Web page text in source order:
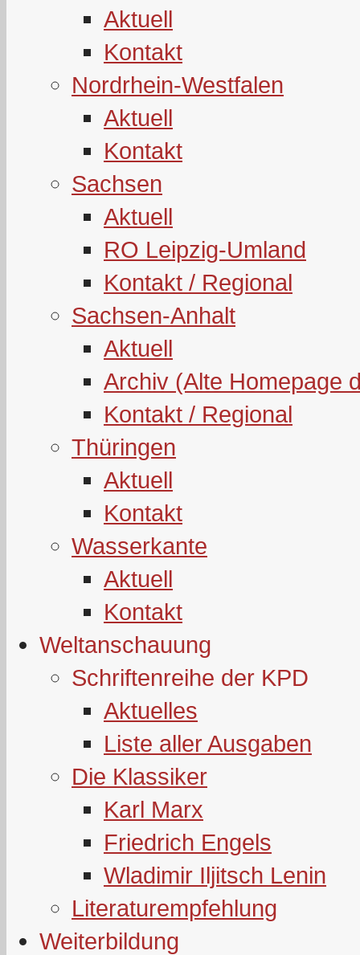
Aktuell
Kontakt
Nordrhein-Westfalen
Aktuell
Kontakt
Sachsen
Aktuell
RO Leipzig-Umland
Kontakt / Regional
Sachsen-Anhalt
Aktuell
Archiv (Alte Homepage
Kontakt / Regional
Thüringen
Aktuell
Kontakt
Wasserkante
Aktuell
Kontakt
Weltanschauung
Schriftenreihe der KPD
Aktuelles
Liste aller Ausgaben
Die Klassiker
Karl Marx
Friedrich Engels
Wladimir Iljitsch Lenin
Literaturempfehlung
Weiterbildung